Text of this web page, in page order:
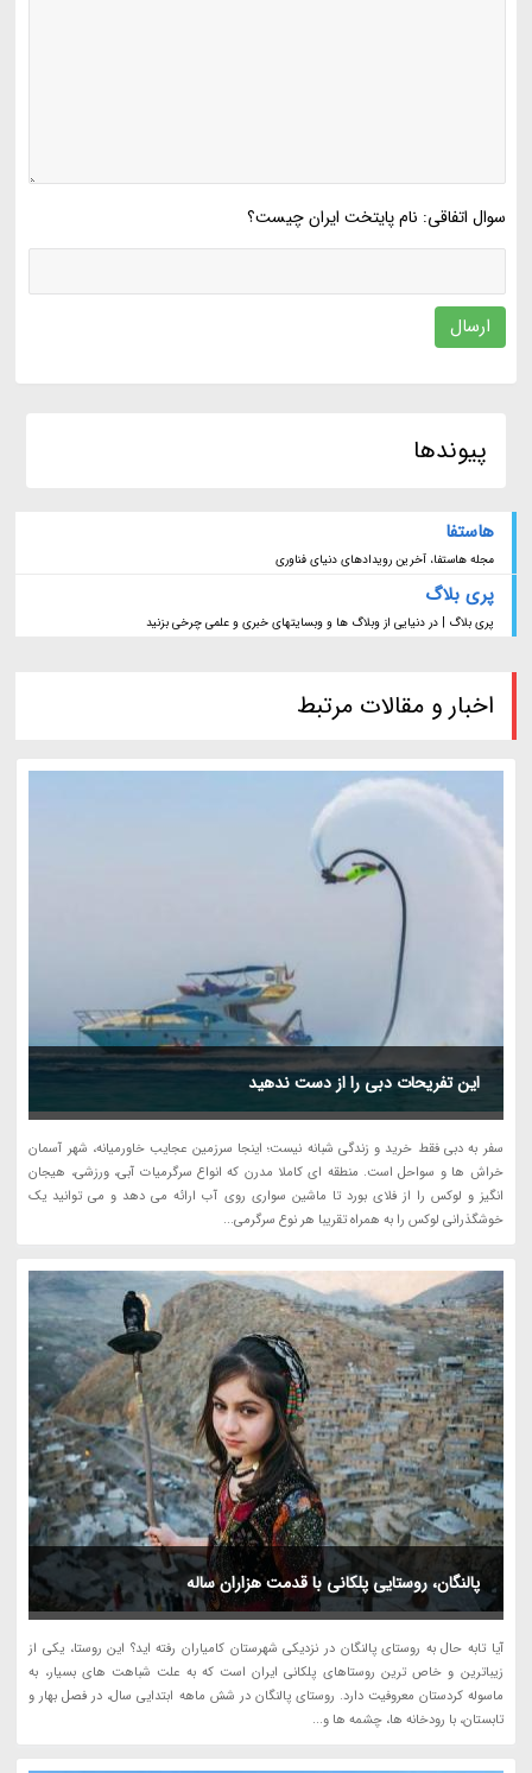
سوال اتفاقی: نام پایتخت ایران چیست؟
ارسال
پیوندها
هاستفا
مجله هاستفا، آخرین رویدادهای دنیای فناوری
پری بلاگ
پری بلاگ | در دنیایی از وبلاگ ها و وبسایتهای خبری و علمی چرخی بزنید
اخبار و مقالات مرتبط
این تفریحات دبی را از دست ندهید
سفر به دبی فقط خرید و زندگی شبانه نیست؛ اینجا سرزمین عجایب خاورمیانه، شهر آسمان
خراش ها و سواحل است. منطقه ای کاملا مدرن که انواع سرگرمیات آبی، ورزشی، هیجان
انگیز و لوکس را از فلای بورد تا ماشین سواری روی آب ارائه می دهد و می توانید یک
خوشگذرانی لوکس را به همراه تقریبا هر نوع سرگرمی...
پالنگان، روستایی پلکانی با قدمت هزاران ساله
آیا تابه حال به روستای پالنگان در نزدیکی شهرستان کامیاران رفته اید؟ این روستا، یکی از
زیباترین و خاص ترین روستاهای پلکانی ایران است که به علت شباهت های بسیار، به
ماسوله کردستان معروفیت دارد. روستای پالنگان در شش ماهه ابتدایی سال، در فصل بهار و
تابستان، با رودخانه ها، چشمه ها و...